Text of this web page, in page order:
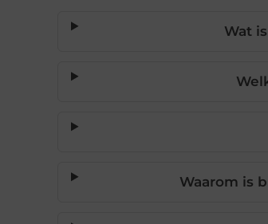
Wat
Waarom is